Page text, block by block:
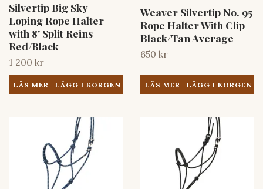
Silvertip Big Sky
Loping Rope Halter
with 8' Split Reins
Red/Black
1 200 kr
LÄS MER
Weaver Silvertip No. 95
Rope Halter With Clip
Black/Tan Average
650 kr
LÄS MER